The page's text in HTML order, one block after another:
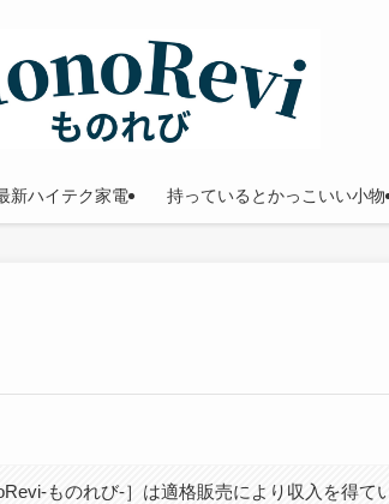
新ハイテク家電 持っているとかっこいい小物
ものれび-］は適格販売により収入を得て